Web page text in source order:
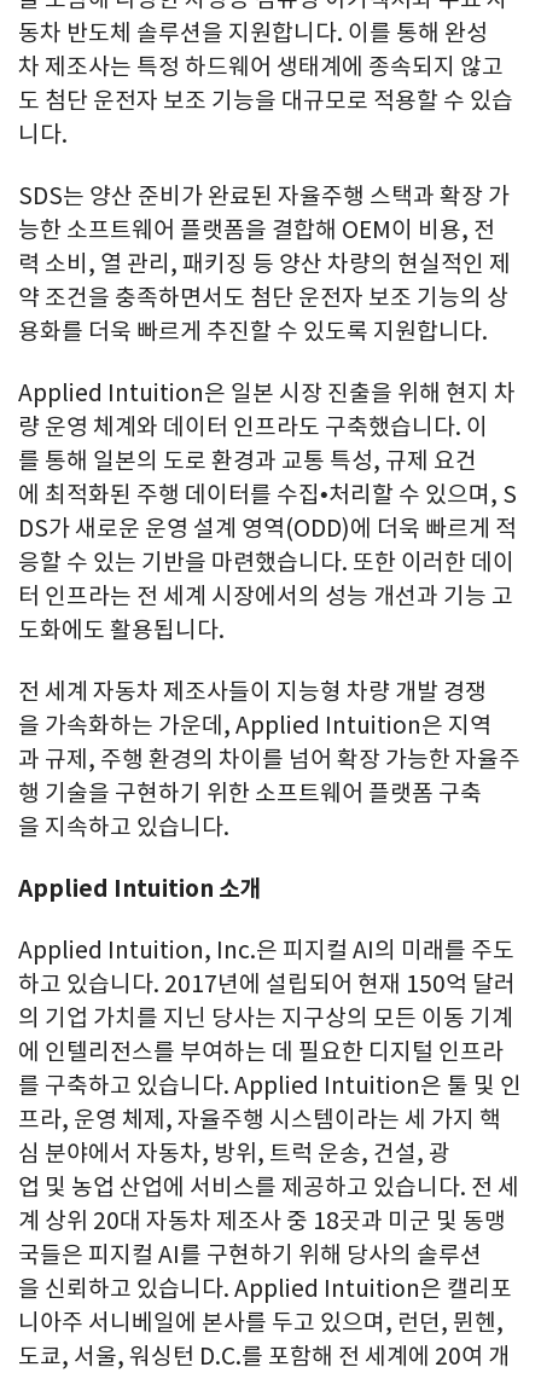
동차 반도체 솔루션을 지원합니다. 이를 통해 완성
차 제조사는 특정 하드웨어 생태계에 종속되지 않고
도 첨단 운전자 보조 기능을 대규모로 적용할 수 있습
니다.
SDS는 양산 준비가 완료된 자율주행 스택과 확장 가
능한 소프트웨어 플랫폼을 결합해 OEM이 비용, 전
력 소비, 열 관리, 패키징 등 양산 차량의 현실적인 제
약 조건을 충족하면서도 첨단 운전자 보조 기능의 상
용화를 더욱 빠르게 추진할 수 있도록 지원합니다.
Applied Intuition은 일본 시장 진출을 위해 현지 차
량 운영 체계와 데이터 인프라도 구축했습니다. 이
를 통해 일본의 도로 환경과 교통 특성, 규제 요건
에 최적화된 주행 데이터를 수집•처리할 수 있으며, S
DS가 새로운 운영 설계 영역(ODD)에 더욱 빠르게 적
응할 수 있는 기반을 마련했습니다. 또한 이러한 데이
터 인프라는 전 세계 시장에서의 성능 개선과 기능 고
도화에도 활용됩니다.
전 세계 자동차 제조사들이 지능형 차량 개발 경쟁
을 가속화하는 가운데, Applied Intuition은 지역
과 규제, 주행 환경의 차이를 넘어 확장 가능한 자율주
행 기술을 구현하기 위한 소프트웨어 플랫폼 구축
을 지속하고 있습니다.
Applied Intuition 소개
Applied Intuition, Inc.은 피지컬 AI의 미래를 주도
하고 있습니다. 2017년에 설립되어 현재 150억 달러
의 기업 가치를 지닌 당사는 지구상의 모든 이동 기계
에 인텔리전스를 부여하는 데 필요한 디지털 인프라
를 구축하고 있습니다. Applied Intuition은 툴 및 인
프라, 운영 체제, 자율주행 시스템이라는 세 가지 핵
심 분야에서 자동차, 방위, 트럭 운송, 건설, 광
업 및 농업 산업에 서비스를 제공하고 있습니다. 전 세
계 상위 20대 자동차 제조사 중 18곳과 미군 및 동맹
국들은 피지컬 AI를 구현하기 위해 당사의 솔루션
을 신뢰하고 있습니다. Applied Intuition은 캘리포
니아주 서니베일에 본사를 두고 있으며, 런던, 뮌헨,
도쿄, 서울, 워싱턴 D.C.를 포함해 전 세계에 20여 개